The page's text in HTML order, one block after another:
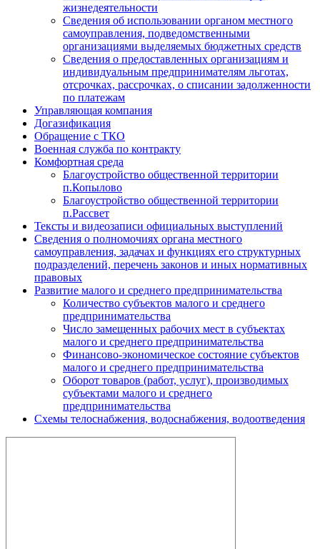
жизнедеятельности
Сведения об использовании органом местного
самоуправления, подведомственными
организациями выделяемых бюджетных средств
Сведения о предоставленных организациям и
индивидуальным предпринимателям льготах,
отсрочках, рассрочках, о списании задолженности
по платежам
Управляющая компания
Догазификация
Обращение с ТКО
Военная служба по контракту
Комфортная среда
Благоустройство общественной территории
п.Копылово
Благоустройство общественной территории
п.Рассвет
Тексты и видеозаписи официальных выступлений
Сведения о полномочиях органа местного
самоуправления, задачах и функциях его структурных
подразделений, перечень законов и иных нормативных
правовых
Развитие малого и среднего предпринимательства
Количество субъектов малого и среднего
предпринимательства
Число замещенных рабочих мест в субъектах
малого и среднего предпринимательства
Финансово-экономическое состояние субъектов
малого и среднего предпринимательства
Оборот товаров (работ, услуг), производимых
субъектами малого и среднего
предпринимательства
Схемы телоснабжения, водоснабжения, водоотведения